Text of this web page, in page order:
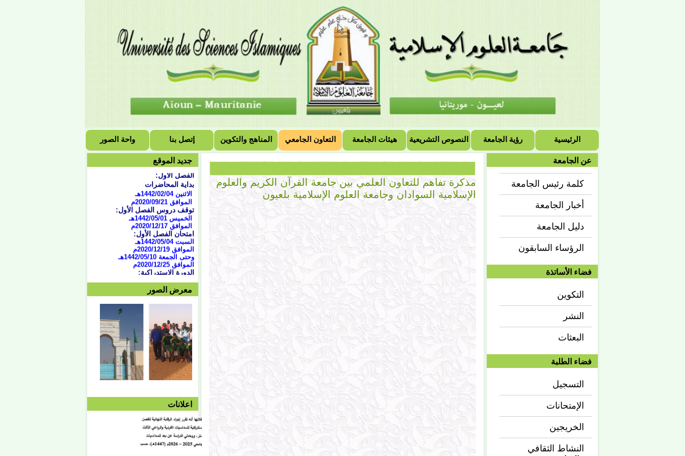
واحة الصور إتصل بنا المناهج والتكوين التعاون الجامعي هيئات الجامعة النصوص التشريعية رؤية الجامعة الرئيسية
جديد الموقع
التقويم الجامعي للسنة
الجامعية 2021/2020
بداية المحاضرات
الاثنين 1442/02/04هـ
الموافق 2020/09/21
م
توقف دروس الفصل الأول:
الخميس 1442/05/01هـ
الموافق 2020/12/17م
امتحان الفصل الأول:
السبت 1442/05/04هـ
الموافق 2020/12/19م
وحتى الجمعة 1442/05/10هـ
الموافق 2020/12/25م
الدورة الاستدراكية:
من 07/04 حتى 1442/07/07هـ
الموافق الثلاثاء 16 وحتى 19
فبراير 2021
العطلة النصفية:
الموافق 2020/12/28م حتى
2021/10/01م
الفصل الثاني:
بداية المحاضرات:
الإثنين 1442/05/27هـ
الموافق 2021/01/11م
توقف دروس الفصل الثاني:
الأربعاء 1442/08/25هـ
1442/09/03هـ
الموافق 04/10 وحتى
2021/04/15م
الدورة الاستدراكية الثانية:
الثلاثاء 09/08 وحتى
1442/09/12هـ
معرض الصور
اعلانات
مذكرة تفاهم للتعاون العلمي بين جامعة القرآن الكريم والعلوم
الإسلامية السوادان وجامعة العلوم الإسلامية بلعيون
عن الجامعة
كلمة رئيس الجامعة
أخبار الجامعة
دليل الجامعة
الرؤساء السابقون
فضاء الأساتذة
التكوين
النشر
البعثات
فضاء الطلبة
التسجيل
الإمتحانات
الخريجين
النشاط الثقافي